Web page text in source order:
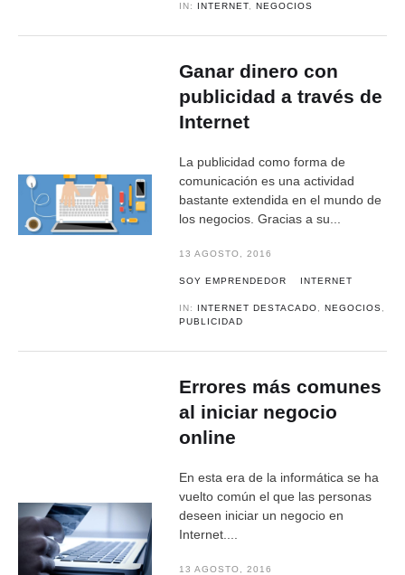
IN: INTERNET ,NEGOCIOS
Ganar dinero con
publicidad a través de
Internet
La publicidad como forma de
comunicación es una actividad
bastante extendida en el mundo de
los negocios. Gracias a su...
13 AGOSTO, 2016
SOY EMPRENDEDOR INTERNET
IN: INTERNET DESTACADO ,NEGOCIOS
PUBLICIDAD
Errores más comunes
al iniciar negocio
online
En esta era de la informática se ha
vuelto común el que las personas
deseen iniciar un negocio en
Internet....
13 AGOSTO, 2016